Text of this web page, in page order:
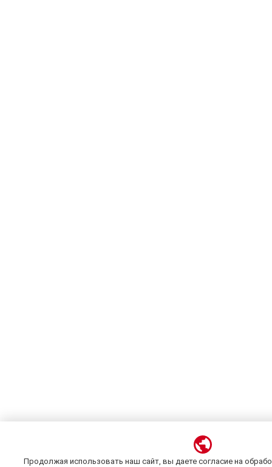
Продолжая использовать наш сайт, вы даете согласие на